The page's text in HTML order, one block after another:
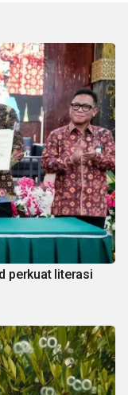
perkuat literasi